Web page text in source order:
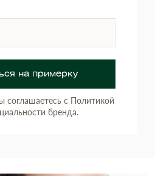
на примерку
соглашаетесь с Политикой
бренда.